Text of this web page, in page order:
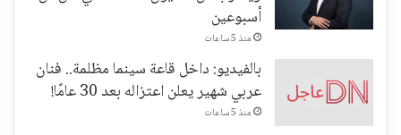
أسبوعين
منذ 5 ساعات
بالفيديو: داخل قاعة سينما مظلمة.. فنان
عربي شهير يعلن اعتزاله بعد 30 عامًا!
منذ 5 ساعات